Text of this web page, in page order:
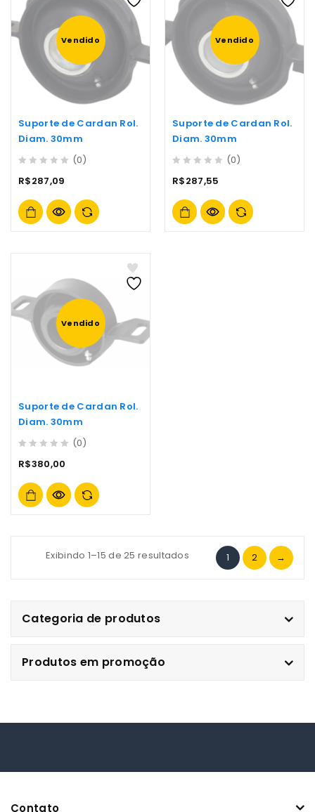
Vendido
Suporte de Cardan Rol.
Diam. 30mm
out
5
(0)
R$287,09
Vendido
Suporte de Cardan Rol.
Diam. 30mm
out
5
(0)
R$287,55
Vendido
Suporte de Cardan Rol.
Diam. 30mm
out
5
(0)
R$380,00
1 2 →
Exibindo 1–15 de 25 resultados
Categoria de produtos
Produtos em promoção
Contato